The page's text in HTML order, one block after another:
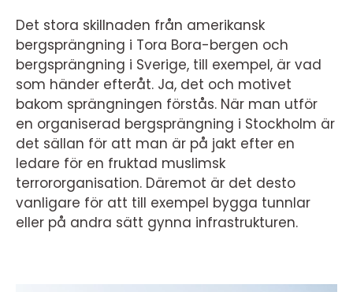
Det stora skillnaden från amerikansk
bergsprängning i Tora Bora-bergen och
bergsprängning i Sverige, till exempel, är vad
som händer efteråt. Ja, det och motivet
bakom sprängningen förstås. När man utför
en organiserad bergsprängning i Stockholm är
det sällan för att man är på jakt efter en
ledare för en fruktad muslimsk
terrororganisation. Däremot är det desto
vanligare för att till exempel bygga tunnlar
eller på andra sätt gynna infrastrukturen.